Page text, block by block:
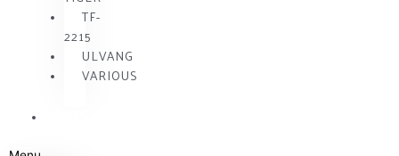
TF-
2215
ULVANG
VARIOUS